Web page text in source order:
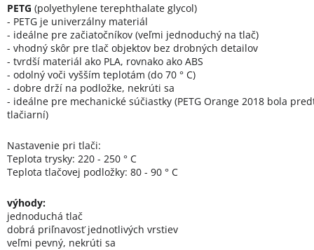
PETG (polyethylene terephthalate glycol)
- PETG je univerzálny materiál
- ideálne pre začiatočníkov (veľmi jednoduchý na tlač)
- vhodný skôr pre tlač objektov bez drobných detailov
- tvrdší materiál ako PLA, rovnako ako ABS
- odolný voči vyšším teplotám (do 70 ° C)
- dobre drží na podložke, nekrúti sa
- ideálne pre mechanické súčiastky (PETG Orange 2018 bola
tlačiarní)
Nastavenie pri tlači:
Teplota trysky: 220 - 250 ° C
Teplota tlačovej podložky: 80 - 90 ° C
výhody:
jednoduchá tlač
dobrá priľnavosť jednotlivých vrstiev
veľmi pevný, nekrúti sa